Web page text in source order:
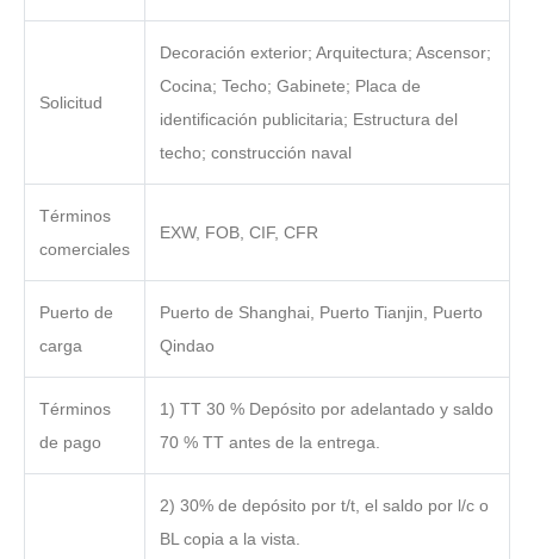
Solicitud
Decoración exterior; Arquitectura; Ascensor;
Cocina; Techo; Gabinete; Placa de
identificación publicitaria; Estructura del
techo; construcción naval
Términos
comerciales
EXW, FOB, CIF, CFR
Puerto de
carga
Puerto de Shanghai, Puerto Tianjin, Puerto
Qindao
Términos
de pago
1) TT 30 % Depósito por adelantado y saldo
70 % TT antes de la entrega.
2) 30% de depósito por t/t, el saldo por l/c o
BL copia a la vista.